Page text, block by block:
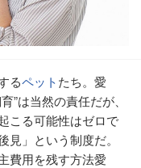
るペットたち。愛
”は当然の責任だが、
こる可能性はゼロで
見」という制度だ。
費用を残す方法愛